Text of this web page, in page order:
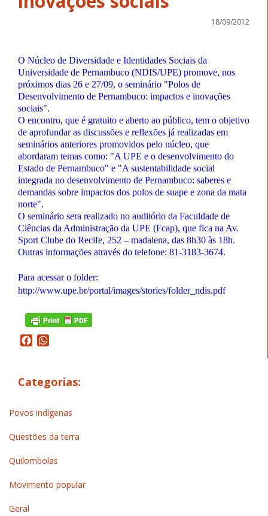
18/09/2012
O Núcleo de Diversidade e Identidades Sociais da
Universidade de Pernambuco (NDIS/UPE) promove, nos
próximos dias 26 e 27/09, o seminário "Polos de
Desenvolvimento de Pernambuco: impactos e inovações
sociais".
O encontro, que é gratuito e aberto ao público, tem o objetivo
de aprofundar as discussões e reflexões já realizadas em
seminários anteriores promovidos pelo núcleo, que
abordaram temas como: "A UPE e o desenvolvimento do
Estado de Pernambuco" e "A sustentabilidade social
integrada no desenvolvimento de Pernambuco: saberes e
demandas sobre impactos dos polos de suape e zona da mata
norte".
O seminário sera realizado no auditório da Faculdade de
Ciências da Administração da UPE (Fcap), que fica na Av.
Sport Clube do Recife, 252 – madalena, das 8h30 às 18h.
Outras informações através do telefone: 81-3183-3674.
Para acessar o folder:
http://www.upe.br/portal/images/stories/folder_ndis.pdf
Facebook
Categorias:
Povos indígenas
Questões da terra
Quilombolas
Movimento popular
Geral